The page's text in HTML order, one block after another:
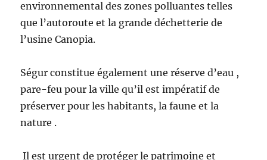
environnemental des zones polluantes telles
que l’autoroute et la grande déchetterie de
l’usine Canopia.
Ségur constitue également une réserve d’eau ,
pare-feu pour la ville qu’il est impératif de
préserver pour les habitants, la faune et la
nature .
Il est urgent de protéger le patrimoine et